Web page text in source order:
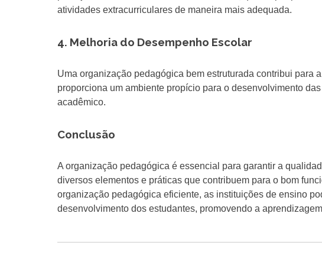
atividades extracurriculares de maneira mais adequada.
4. Melhoria do Desempenho Escolar
Uma organização pedagógica bem estruturada contribui para
proporciona um ambiente propício para o desenvolvimento
acadêmico.
Conclusão
A organização pedagógica é essencial para garantir a
diversos elementos e práticas que contribuem para o bom
organização pedagógica eficiente, as instituições de ensino
desenvolvimento dos estudantes, promovendo a